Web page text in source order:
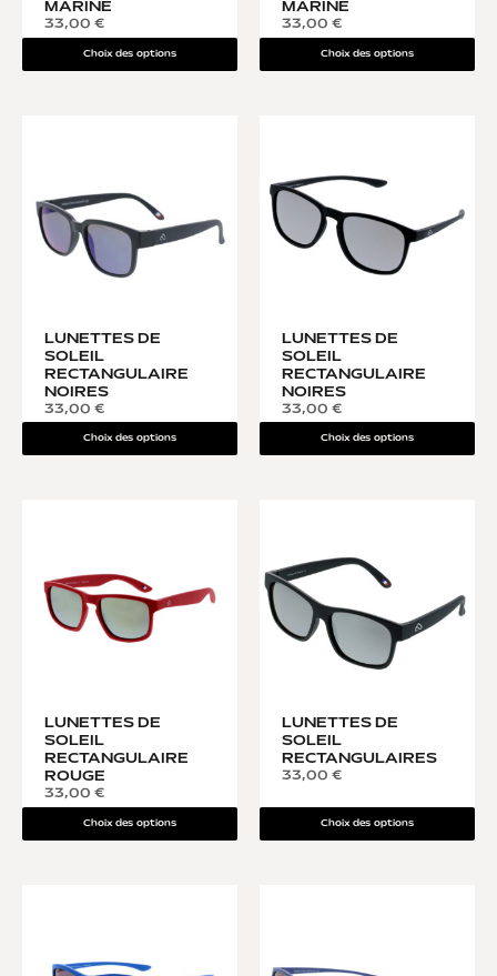
MARINE
33,00 €
Choix des options
MARINE
33,00 €
Choix des options
LUNETTES DE
SOLEIL
RECTANGULAIRE
NOIRES
33,00 €
Choix des options
LUNETTES DE
SOLEIL
RECTANGULAIRE
NOIRES
33,00 €
Choix des options
LUNETTES DE
SOLEIL
RECTANGULAIRE
ROUGE
33,00 €
Choix des options
LUNETTES DE
SOLEIL
RECTANGULAIRES
33,00 €
Choix des options